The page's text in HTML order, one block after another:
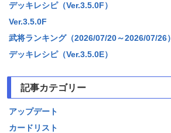
デッキレシピ（Ver.3.5.0F）
Ver.3.5.0F
武将ランキング（2026/07/20～2026/07/26）
デッキレシピ（Ver.3.5.0E）
記事カテゴリー
アップデート
カードリスト